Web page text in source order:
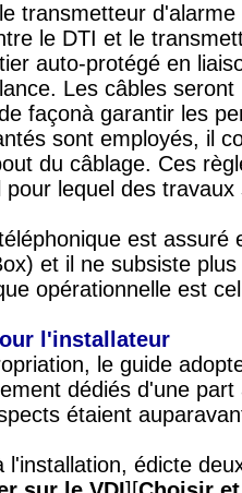
transmetteur
le DTI et le
auto-protégé en
Les câbles
façonà garantir les
sont employés, il
du câblage. Ces
lequel des
est assuré
et il ne subsiste
opérationnelle est
l'installateur
le guide
dédiés d'une
étaient
l'installation, édicte